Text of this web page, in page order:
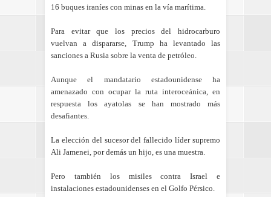
16 buques iraníes con minas en la vía marítima.
Para evitar que los precios del hidrocarburo
vuelvan a dispararse, Trump ha levantado las
sanciones a Rusia sobre la venta de petróleo.
Aunque el mandatario estadounidense ha
amenazado con ocupar la ruta interoceánica, en
respuesta los ayatolas se han mostrado más
desafiantes.
La elección del sucesor del fallecido líder supremo
Ali Jamenei, por demás un hijo, es una muestra.
Pero también los misiles contra Israel e
instalaciones estadounidenses en el Golfo Pérsico.